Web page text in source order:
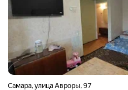
Самара,улица Авроры,97